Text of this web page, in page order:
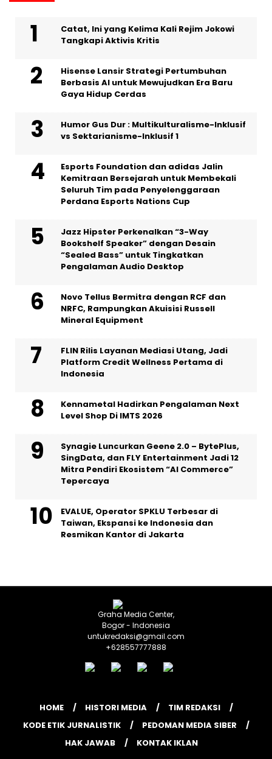
Catat, Ini yang Kelima Kali Rejim Jokowi
Tangkapi Aktivis Kritis
Hisense Lansir Strategi Pertumbuhan
Berbasis AI untuk Mewujudkan Era Baru
Gaya Hidup Cerdas
Humor Gus Dur : Multikulturalisme-Inklusif
vs Sektarianisme-Inklusif 1
Esports Foundation dan adidas Jalin
Kemitraan Bersejarah untuk Membekali
Seluruh Tim pada Penyelenggaraan
Perdana Esports Nations Cup
Jazz Hipster Perkenalkan “3-Way
Bookshelf Speaker” dengan Desain
“Sealed Bass” untuk Tingkatkan
Pengalaman Audio Desktop
Novo Tellus Bermitra dengan RCF dan
NRFC, Rampungkan Akuisisi Russell
Mineral Equipment
FLIN Rilis Layanan Mediasi Utang, Jadi
Platform Credit Wellness Pertama di
Indonesia
Kennametal Hadirkan Pengalaman Next
Level Shop Di IMTS 2026
Synagie Luncurkan Geene 2.0 – BytePlus,
SingData, dan FLY Entertainment Jadi 12
Mitra Pendiri Ekosistem “AI Commerce”
Tepercaya
EVALUE, Operator SPKLU Terbesar di
Taiwan, Ekspansi ke Indonesia dan
Resmikan Kantor di Jakarta
Graha Media Center,
Bogor - Indonesia
untukredaksi@gmail.com
+628557777888
HOME HISTORI MEDIA
TIM REDAKSI
KODE ETIK JURNALISTIK
PEDOMAN MEDIA SIBER
HAK JAWAB
KONTAK IKLAN